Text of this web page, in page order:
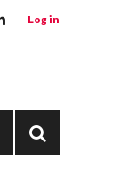
Log in